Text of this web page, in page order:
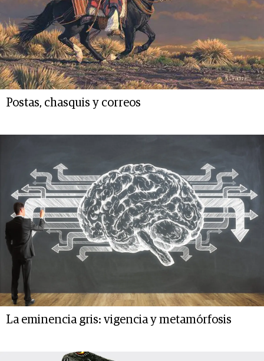
Postas, chasquis y correos
La eminencia gris: vigencia y metamórfosis